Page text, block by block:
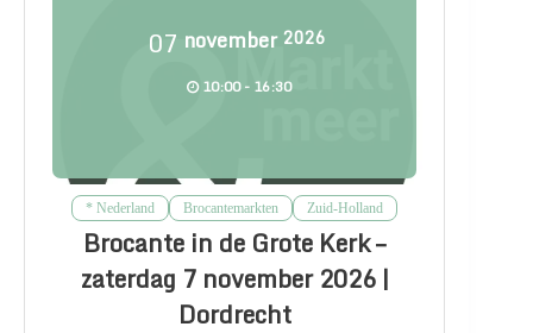
07 november 2026
10:00 - 16:30
* Nederland Brocantemarkten Zuid-Holland
Brocante in de Grote Kerk –
zaterdag 7 november 2026 |
Dordrecht